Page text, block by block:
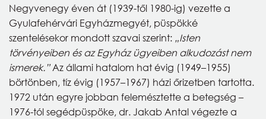
Negyvenegy éven át (1939-től 1980-ig) vezette a
Gyulafehérvári Egyházmegyét, püspökké
szentelésekor mondott szavai szerint: „Isten
törvényeiben és az Egyház ügyeiben alkudozást nem
ismerek.”Az állami hatalom hat évig (1949–1955)
börtönben, tíz évig (1957–1967) házi őrizetben tartotta.
1972 után egyre jobban felemésztette a betegség –
1976-tól segédpüspöke, dr. Jakab Antal végezte a